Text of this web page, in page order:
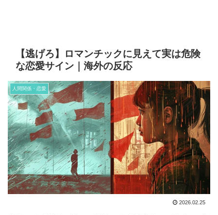
【逃げろ】ロマンチックに見えて実は危険
な恋愛サイン｜海外の反応
人間関係・恋愛
2026.02.25